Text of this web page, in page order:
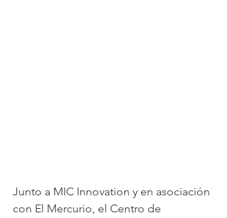
Junto a MIC Innovation y en asociación
con El Mercurio, el Centro de